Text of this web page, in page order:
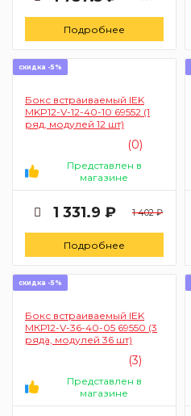
Подробнее
скидка -5%
Бокс встраиваемый IEK
MKP12-V-12-40-10 69552 (1
ряд, модулей 12 шт)
(0)
Представлен в
магазине
1 331.9 ₽ 1 402 ₽
Подробнее
скидка -5%
Бокс встраиваемый IEK
МКР12-V-36-40-05 69550 (3
рядa, модулей 36 шт)
(3)
Представлен в
магазине